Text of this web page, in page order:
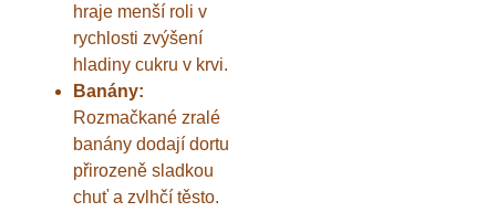
hraje menší roli v
rychlosti zvýšení
hladiny cukru v krvi.
Banány:
Rozmačkané zralé
banány dodají dortu
přirozeně sladkou
chuť a zvlhčí těsto.